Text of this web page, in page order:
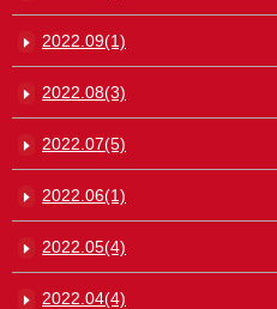
2022.09(1)
2022.08(3)
2022.07(5)
2022.06(1)
2022.05(4)
2022.04(4)